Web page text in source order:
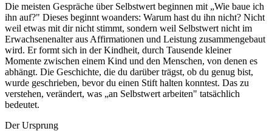
Die meisten Gespräche über Selbstwert beginnen mit „Wie baue ich
ihn auf?" Dieses beginnt woanders: Warum hast du ihn nicht? Nicht
weil etwas mit dir nicht stimmt, sondern weil Selbstwert nicht im
Erwachsenenalter aus Affirmationen und Leistung zusammengebaut
wird. Er formt sich in der Kindheit, durch Tausende kleiner
Momente zwischen einem Kind und den Menschen, von denen es
abhängt. Die Geschichte, die du darüber trägst, ob du genug bist,
wurde geschrieben, bevor du einen Stift halten konntest. Das zu
verstehen, verändert, was „an Selbstwert arbeiten" tatsächlich
bedeutet.
Der Ursprung